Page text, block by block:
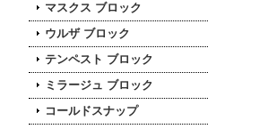
マスクス ブロック
ウルザ ブロック
テンペスト ブロック
ミラージュ ブロック
コールドスナップ